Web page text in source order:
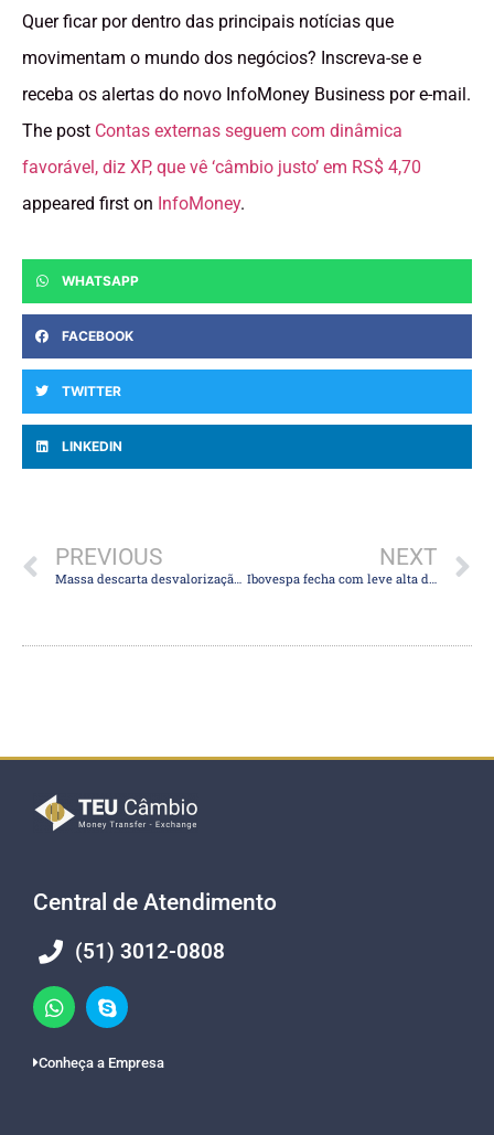
Quer ficar por dentro das principais notícias que
movimentam o mundo dos negócios? Inscreva-se e
receba os alertas do novo InfoMoney Business por e-mail.
The post Contas externas seguem com dinâmica
favorável, diz XP, que vê ‘câmbio justo’ em RS$ 4,70
appeared first on InfoMoney.
WHATSAPP
FACEBOOK
TWITTER
LINKEDIN
PREVIOUS
Massa descarta desvalorização cambial após 2° turno das eleições na Argentina
NEXT
Ibovespa fecha com leve alta de 0,23% em início de semana marcada por ata do Copom e balanços; dólar cai 0,17%
Central de Atendimento
(51) 3012-0808
Conheça a Empresa